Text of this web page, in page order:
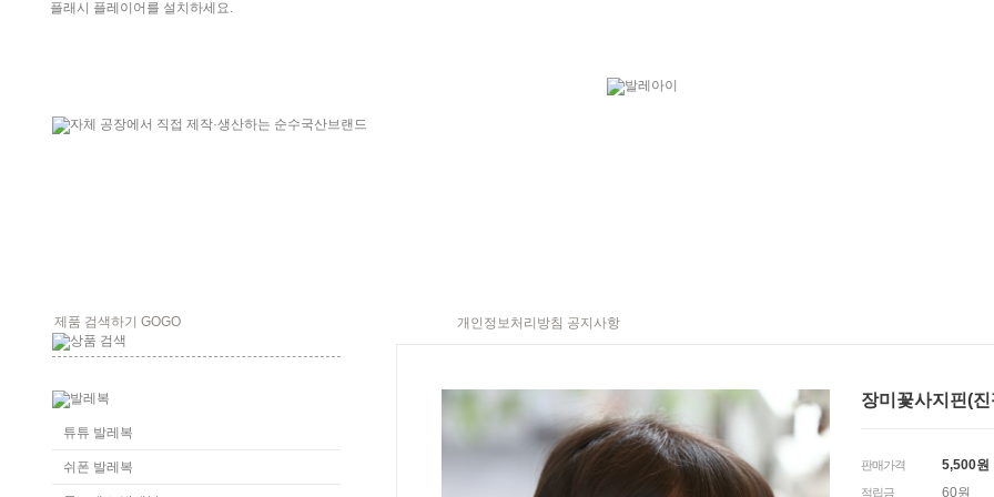
플래시 플레이어를 설치하세요.
개인정보처리방침 공지사항
튜튜 발레복
쉬폰 발레복
장미꽃사지핀(
판매가격 5,500원
적립금 60원